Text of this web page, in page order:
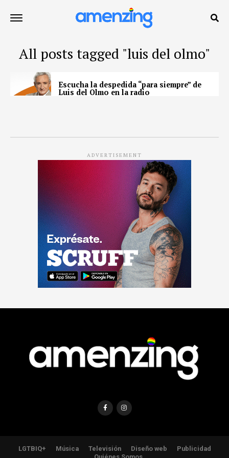
All posts tagged "luis del olmo"
Escucha la despedida “para siempre” de
Luis del Olmo en la radio
ADVERTISEMENT
LGTBIQ+ Música Televisión Diseño web
Publicidad